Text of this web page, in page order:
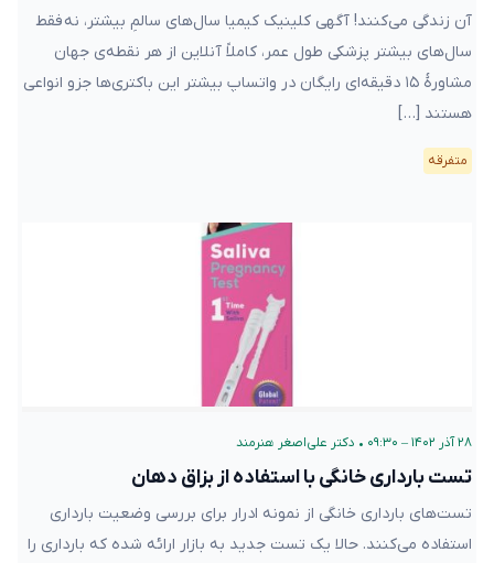
آن زندگی می‌کنند! آگهی کلینیک کیمیا سال‌های سالمِ بیشتر، نه فقط
سال‌های بیشتر پزشکی طول عمر، کاملاً آنلاین از هر نقطه‌ی جهان
مشاورهٔ ۱۵ دقیقه‌ای رایگان در واتساپ بیشتر این باکتری‌ها جزو انواعی
هستند […]
متفرقه
۲۸ آذر ۱۴۰۲ – ۰۹:۳۰ • دکتر علی‌اصغر هنرمند
تست بارداری خانگی با استفاده از بزاق دهان
تست‌های بارداری خانگی از نمونه ادرار برای بررسی وضعیت بارداری
استفاده می‌کنند. حالا یک تست جدید به بازار ارائه شده که بارداری را